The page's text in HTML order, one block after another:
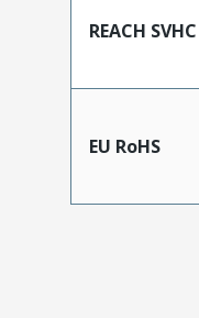
REACH SVHC
EU RoHS